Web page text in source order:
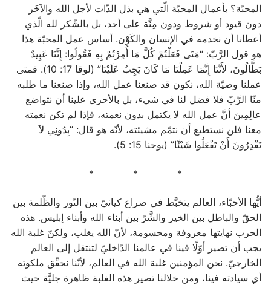
المحبّة؟ بأعمال المحبّة الّتي هي بذل الذّات لأجل الله والآخَر
دون قيود أو شروط ودون مِنَّة على أحد، بل بالشّكر لله الّذي
أعطانا أن نخدمه في الإنسان والكَوْن. أساس عمل المحبّة هذا
هو قول الرَّبّ: “مَتَى فَعَلْتُمْ كُلَّ مَا أُمِرْتُمْ بِهِ فَقُولُوا: إِنَّنَا عَبِيدٌ
بَطَّالُونَ، لأَنَّنَا إِنَّمَا عَمِلْنَا مَا كَانَ يَجِبُ عَلَيْنَا” (لوقا 17: 10). فمتى
عملنا وصيّة الله، نكون قد صنعنا عمل الله، وإذا صنعنا ما طلبه
منّا الرَّبّ فلا فضل لنا في شيء، بل بالأحرى علينا أن نتواضع
عالِمِينَ أنَّ عمل الله لا يكتمل بدون نعمته، فإذا لم تكن نعمته
معنا فلن نستطيع أن نتمّم مشيئته، لأنّه هو قال: “بِدُونِي لاَ
تَقْدِرُونَ أَنْ تَفْعَلُوا شَيْئًا” (يوحنا 15: 5).
* * *
أيُّها الأحبّاء، العالم يتخبَّط في صراع كيانيّ بين النّور والظّلمة بين
الحقّ والباطل بين الخير والشَّرّ بين أبناء الله وأبناء إبليس. هذه
الحرب نهايتها معروفة ومحسومة، لأنّ الله يغلب، ولكنّ غلبة الله
يجب أن تصير أوّلًا فينا في عالمنا الدّاخليّ لتنتقل إلى العالم
الخارجيّ. نحن المؤمنين غلبة الله في العالم، لأنّنا نحقِّق ملكوته
أي سيادته فينا، ومن خلالنا تصير هذه الغلبة ظاهرة جليَّة حيث